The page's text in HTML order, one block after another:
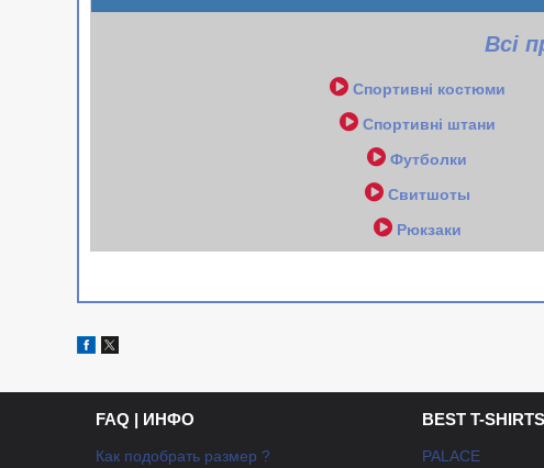
Всі
Спортивні костюми
Спортивні штани
Футболки
Свитшоты
Рюкзаки
FAQ | ИНФО
Как подобрать размер ?
BEST T-SHIRTS
PALACE